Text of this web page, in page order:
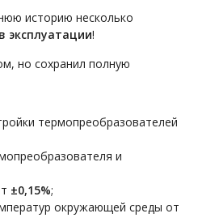
историю несколько
эксплуатации!
но сохранил полную
термопреобразователей
и
±0,15%;
окружающей среды от